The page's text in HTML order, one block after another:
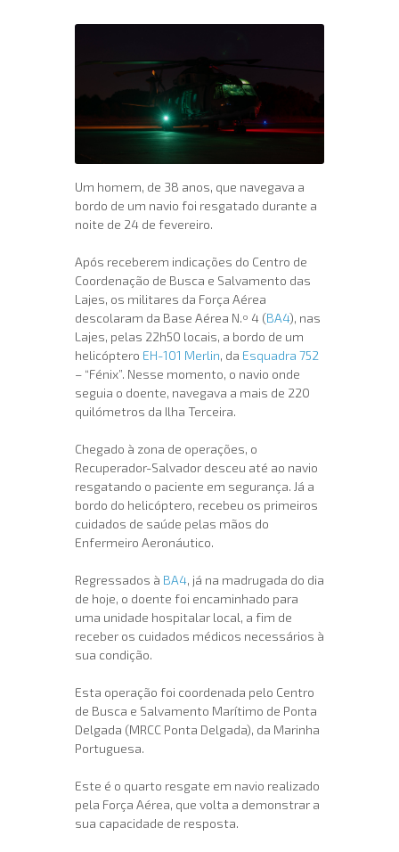
Um homem, de 38 anos, que navegava a
bordo de um navio foi resgatado durante a
noite de 24 de fevereiro.
Após receberem indicações do Centro de
Coordenação de Busca e Salvamento das
Lajes, os militares da Força Aérea
descolaram da Base Aérea N.º 4 (BA4), nas
Lajes, pelas 22h50 locais, a bordo de um
helicóptero EH-101 Merlin, da Esquadra 752
– “Fénix”. Nesse momento, o navio onde
seguia o doente, navegava a mais de 220
quilómetros da Ilha Terceira.
Chegado à zona de operações, o
Recuperador-Salvador desceu até ao navio
resgatando o paciente em segurança. Já a
bordo do helicóptero, recebeu os primeiros
cuidados de saúde pelas mãos do
Enfermeiro Aeronáutico.
Regressados à BA4, já na madrugada do dia
de hoje, o doente foi encaminhado para
uma unidade hospitalar local, a fim de
receber os cuidados médicos necessários à
sua condição.
Esta operação foi coordenada pelo Centro
de Busca e Salvamento Marítimo de Ponta
Delgada (MRCC Ponta Delgada), da Marinha
Portuguesa.
Este é o quarto resgate em navio realizado
pela Força Aérea, que volta a demonstrar a
sua capacidade de resposta.